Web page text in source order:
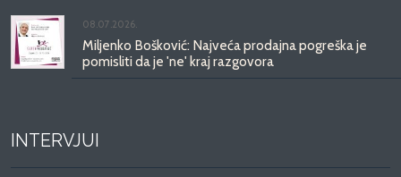
08.07.2026.
Miljenko Bošković: Najveća prodajna pogreška je
pomisliti da je 'ne' kraj razgovora
INTERVJUI